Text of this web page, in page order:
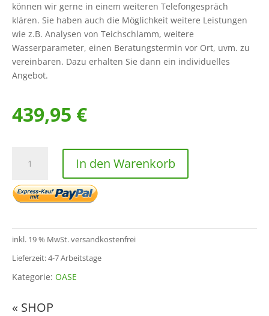
können wir gerne in einem weiteren Telefongespräch
klären. Sie haben auch die Möglichkeit weitere Leistungen
wie z.B. Analysen von Teichschlamm, weitere
Wasserparameter, einen Beratungstermin vor Ort, uvm. zu
vereinbaren. Dazu erhalten Sie dann ein individuelles
Angebot.
439,95 €
Ausführliche
Beratung
um
inklusive
Wasseranalyse
Menge
In den Warenkorb
inkl. 19 % MwSt.versandkostenfrei
Lieferzeit: 4-7 Arbeitstage
Kategorie: OASE
« SHOP